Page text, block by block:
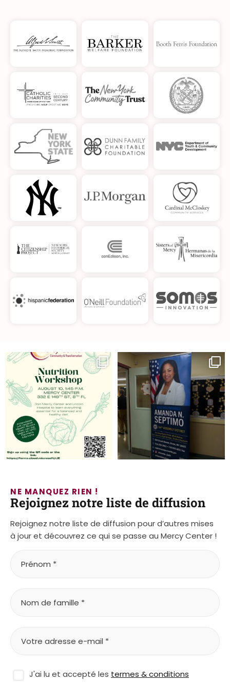
NE MANQUEZ RIEN !
Rejoignez notre liste de diffusion
Rejoignez notre liste de diffusion pour d’autres mises
à jour et découvrez ce qui se passe au Mercy Center !
J'ai lu et accepté les termes & conditions